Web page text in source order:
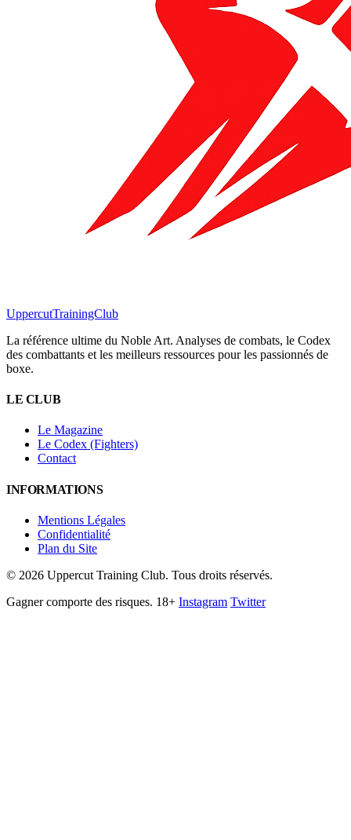
UppercutTrainingClub
La référence ultime du Noble Art. Analyses de combats, le Codex
des combattants et les meilleurs ressources pour les passionnés de
boxe.
LE CLUB
Le Magazine
Le Codex (Fighters)
Contact
INFORMATIONS
Mentions Légales
Confidentialité
Plan du Site
© 2026 Uppercut Training Club. Tous droits réservés.
Gagner comporte des risques. 18+ Instagram Twitter